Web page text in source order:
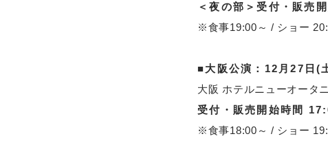
＜夜の部＞受付・販売
※食事19:00～ / ショー
■大阪公演：12月27日(
大阪 ホテルニューオータ
受付・販売開始時間
※食事18:00～ / ショー